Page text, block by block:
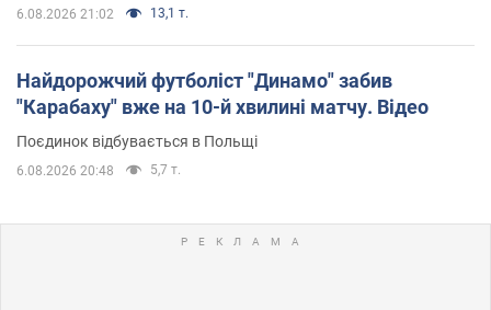
6.08.2026 21:02 13,1 т.
Найдорожчий футболіст "Динамо" забив
"Карабаху" вже на 10-й хвилині матчу. Відео
Поєдинок відбувається в Польщі
6.08.2026 20:48 5,7 т.